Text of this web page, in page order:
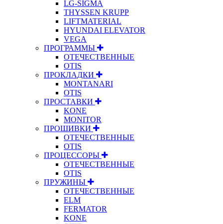
LG-SIGMA
THYSSEN KRUPP
LIFTMATERIAL
HYUNDAI ELEVATOR
VEGA
ПРОГРАММЫ
ОТЕЧЕСТВЕННЫЕ
OTIS
ПРОКЛАДКИ
MONTANARI
OTIS
ПРОСТАВКИ
KONE
MONITOR
ПРОШИВКИ
ОТЕЧЕСТВЕННЫЕ
OTIS
ПРОЦЕССОРЫ
ОТЕЧЕСТВЕННЫЕ
OTIS
ПРУЖИНЫ
ОТЕЧЕСТВЕННЫЕ
ELM
FERMATOR
KONE